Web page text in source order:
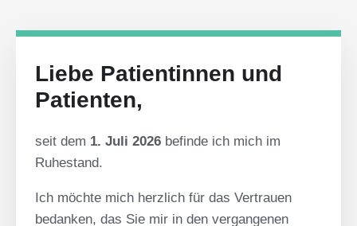
Liebe Patientinnen und
Patienten,
seit dem 1. Juli 2026 befinde ich mich im
Ruhestand.
Ich möchte mich herzlich für das Vertrauen
bedanken, das Sie mir in den vergangenen